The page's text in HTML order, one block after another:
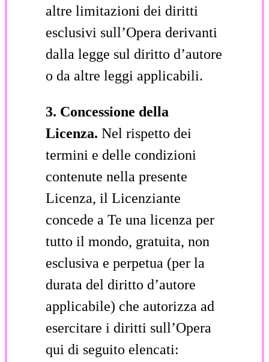
altre limitazioni dei diritti
esclusivi sull’Opera derivanti
dalla legge sul diritto d’autore
o da altre leggi applicabili.
3. Concessione della
Licenza. Nel rispetto dei
termini e delle condizioni
contenute nella presente
Licenza, il Licenziante
concede a Te una licenza per
tutto il mondo, gratuita, non
esclusiva e perpetua (per la
durata del diritto d’autore
applicabile) che autorizza ad
esercitare i diritti sull’Opera
qui di seguito elencati: